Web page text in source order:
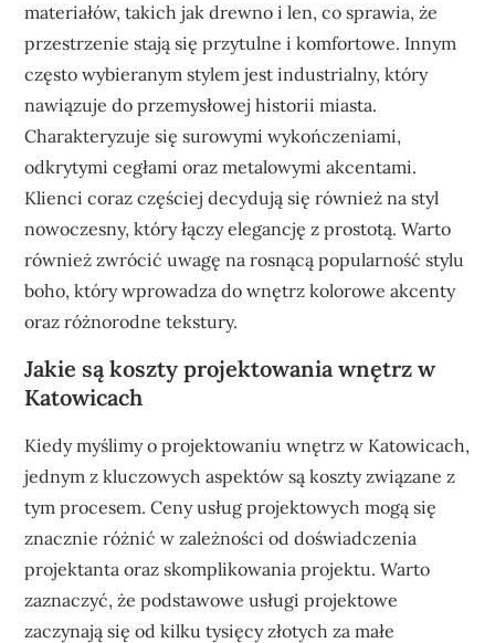
materiałów, takich jak drewno i len, co sprawia, że
przestrzenie stają się przytulne i komfortowe. Innym
często wybieranym stylem jest industrialny, który
nawiązuje do przemysłowej historii miasta.
Charakteryzuje się surowymi wykończeniami,
odkrytymi cegłami oraz metalowymi akcentami.
Klienci coraz częściej decydują się również na styl
nowoczesny, który łączy elegancję z prostotą. Warto
również zwrócić uwagę na rosnącą popularność stylu
boho, który wprowadza do wnętrz kolorowe akcenty
oraz różnorodne tekstury.
Jakie są koszty projektowania wnętrz w
Katowicach
Kiedy myślimy o projektowaniu wnętrz w Katowicach,
jednym z kluczowych aspektów są koszty związane z
tym procesem. Ceny usług projektowych mogą się
znacznie różnić w zależności od doświadczenia
projektanta oraz skomplikowania projektu. Warto
zaznaczyć, że podstawowe usługi projektowe
zaczynają się od kilku tysięcy złotych za małe